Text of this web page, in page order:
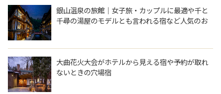
銀山温泉の旅館｜女子旅・カップルに最適や千と
千尋の湯屋のモデルとも言われる宿など人気のお
大曲花火大会がホテルから見える宿や予約が取れ
ないときの穴場宿